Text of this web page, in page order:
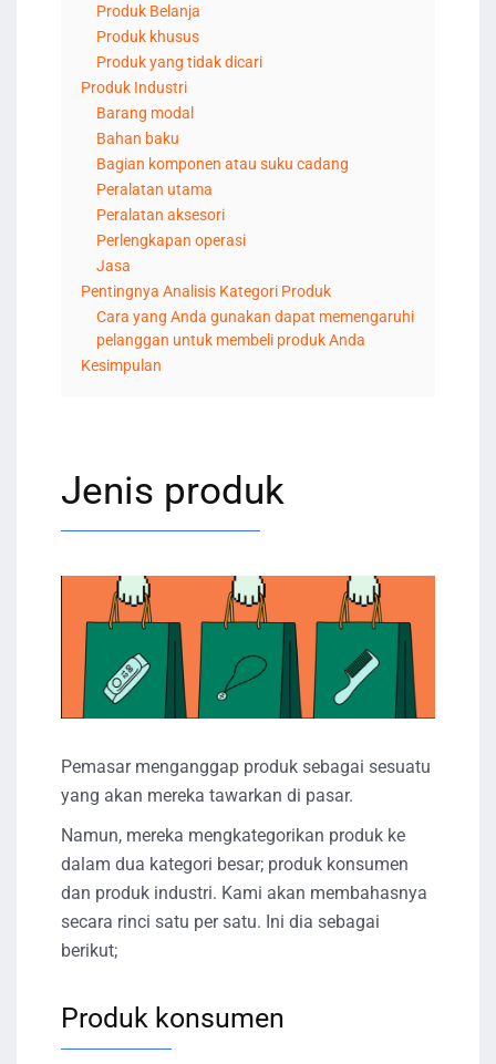
Produk Belanja
Produk khusus
Produk yang tidak dicari
Produk Industri
Barang modal
Bahan baku
Bagian komponen atau suku cadang
Peralatan utama
Peralatan aksesori
Perlengkapan operasi
Jasa
Pentingnya Analisis Kategori Produk
Cara yang Anda gunakan dapat memengaruhi
pelanggan untuk membeli produk Anda
Kesimpulan
Jenis produk
Pemasar menganggap produk sebagai sesuatu
yang akan mereka tawarkan di pasar.
Namun, mereka mengkategorikan produk ke
dalam dua kategori besar; produk konsumen
dan produk industri. Kami akan membahasnya
secara rinci satu per satu. Ini dia sebagai
berikut;
Produk konsumen